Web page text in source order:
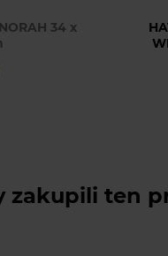
34 x
zakupili ten